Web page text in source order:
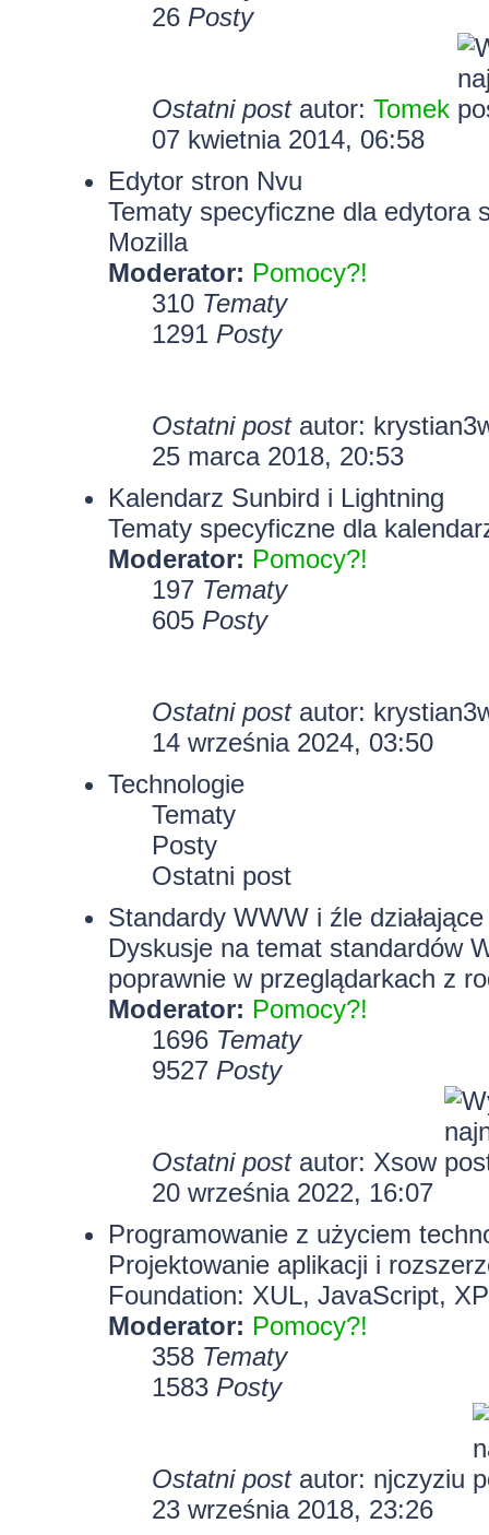
26 Posty
Ostatni postautor: Tomek
07 kwietnia 2014, 06:58
Edytor stron Nvu
Tematy specyficzne dla edytora
Mozilla
Moderator: Pomocy?!
310 Tematy
1291 Posty
Ostatni postautor:
25 marca 2018, 20:53
Kalendarz Sunbird i Lightning
Tematy specyficzne dla
Moderator: Pomocy?!
197 Tematy
605 Posty
Ostatni postautor:
14 września 2024, 03:50
Technologie
Tematy
Posty
Ostatni post
Standardy WWW i źle
Dyskusje na temat standardów
poprawnie w przeglądarkach z
Moderator: Pomocy?!
1696 Tematy
9527 Posty
Ostatni postautor: Xsow
20 września 2022, 16:07
Programowanie z użyciem
Projektowanie aplikacji i
Foundation: XUL, JavaScript,
Moderator: Pomocy?!
358 Tematy
1583 Posty
Ostatni postautor: njczyziu
23 września 2018, 23:26